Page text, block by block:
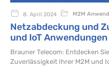
8. April 2024 M2M
Netzabdeckung und
und IoT Anwendungen
Brauner Telecom: Entdecken
Zuverlässigkeit Ihrer M2M und